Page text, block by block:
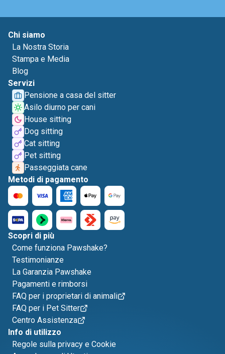
Chi siamo
La Nostra Storia
Stampa e Media
Blog
Servizi
Pensione a casa del sitter
Asilo diurno per cani
House sitting
Dog sitting
Cat sitting
Pet sitting
Passeggiata cane
Metodi di pagamento
Scopri di più
Come funziona Pawshake?
Testimonianze
La Garanzia Pawshake
Pagamenti e rimborsi
FAQ per i proprietari di animali
FAQ per i Pet Sitter
Centro Assistenza
Info di utilizzo
Regole sulla privacy e Cookie